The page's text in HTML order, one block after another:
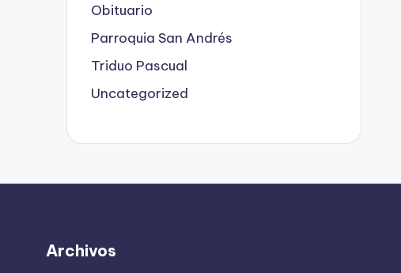
Obituario
Parroquia San Andrés
Triduo Pascual
Uncategorized
Archivos